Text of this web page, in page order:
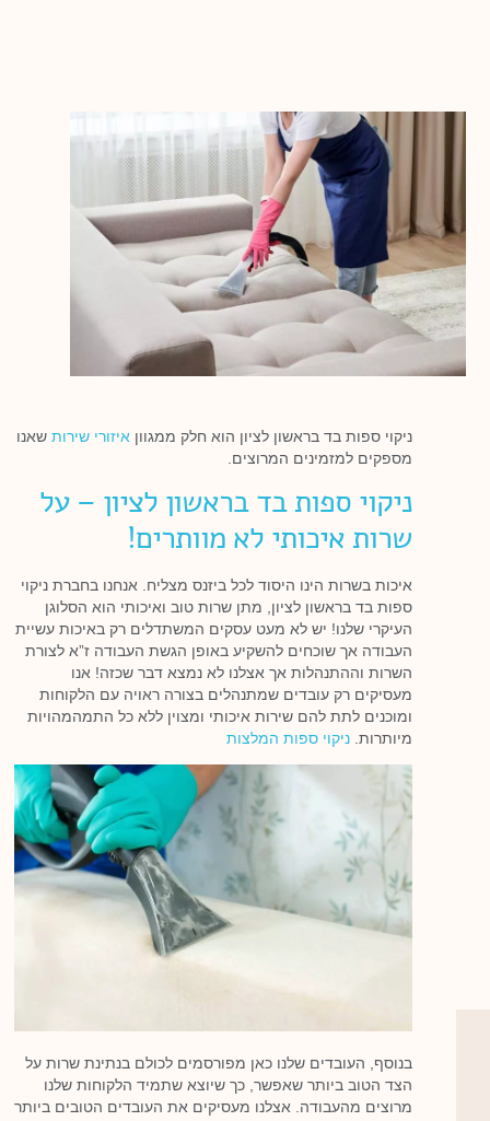
ניקוי ספות בד בראשון לציון הוא חלק ממגוון איזורי שירותשאנו
מספקים למזמינים המרוצים.
ניקוי ספות בד בראשון לציון – על
שרות איכותי לא מוותרים!
איכות בשרות הינו היסוד לכל ביזנס מצליח. אנחנו בחברת ניקוי
ספות בד בראשון לציון, מתן שרות טוב ואיכותי הוא הסלוגן
העיקרי שלנו! יש לא מעט עסקים המשתדלים רק באיכות עשיית
העבודה אך שוכחים להשקיע באופן הגשת העבודה ז”א לצורת
השרות וההתנהלות אך אצלנו לא נמצא דבר שכזה! אנו
מעסיקים רק עובדים שמתנהלים בצורה ראויה עם הלקוחות
ומוכנים לתת להם שירות איכותי ומצוין ללא כל התמהמהויות
מיותרות. ניקוי ספות המלצות
בנוסף, העובדים שלנו כאן מפורסמים לכולם בנתינת שרות על
הצד הטוב ביותר שאפשר, כך שיוצא שתמיד הלקוחות שלנו
מרוצים מהעבודה. אצלנו מעסיקים את העובדים הטובים ביותר